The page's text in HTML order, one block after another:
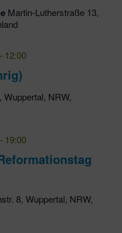
Martin-Lutherstraße 13,
12:00
Wuppertal, NRW,
19:00
8, Wuppertal, NRW,